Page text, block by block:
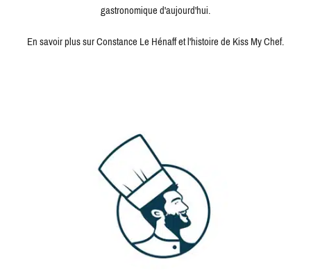
gastronomique d'aujourd'hui.
En savoir plus sur Constance Le Hénaff et l'histoire de Kiss My Chef.